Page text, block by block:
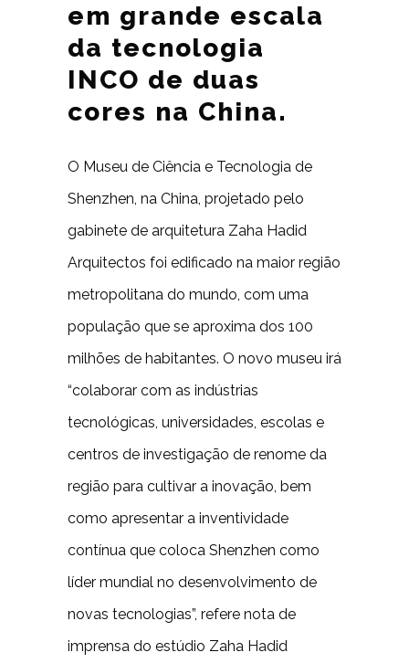
em grande escala
da tecnologia
INCO de duas
cores na China.
O Museu de Ciência e Tecnologia de
Shenzhen, na China, projetado pelo
gabinete de arquitetura Zaha Hadid
Arquitectos foi edificado na maior região
metropolitana do mundo, com uma
população que se aproxima dos 100
milhões de habitantes. O novo museu irá
“colaborar com as indústrias
tecnológicas, universidades, escolas e
centros de investigação de renome da
região para cultivar a inovação, bem
como apresentar a inventividade
contínua que coloca Shenzhen como
líder mundial no desenvolvimento de
novas tecnologias”, refere nota de
imprensa do estúdio Zaha Hadid